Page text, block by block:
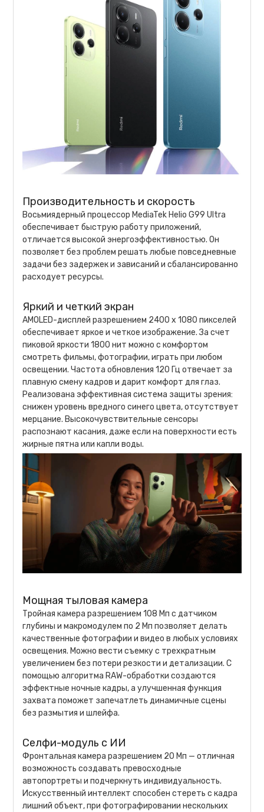
Производительность и скорость
Восьмиядерный процессор MediaTek Helio G99 Ultra
обеспечивает быструю работу приложений,
отличается высокой энергоэффективностью. Он
позволяет без проблем решать любые повседневные
задачи без задержек и зависаний и сбалансированно
расходует ресурсы.
Яркий и четкий экран
AMOLED-дисплей разрешением 2400 х 1080 пикселей
обеспечивает яркое и четкое изображение. За счет
пиковой яркости 1800 нит можно с комфортом
смотреть фильмы, фотографии, играть при любом
освещении. Частота обновления 120 Гц отвечает за
плавную смену кадров и дарит комфорт для глаз.
Реализована эффективная система защиты зрения:
снижен уровень вредного синего цвета, отсутствует
мерцание. Высокочувствительные сенсоры
распознают касания, даже если на поверхности есть
жирные пятна или капли воды.
Мощная тыловая камера
Тройная камера разрешением 108 Мп с датчиком
глубины и макромодулем по 2 Мп позволяет делать
качественные фотографии и видео в любых условиях
освещения. Можно вести съемку с трехкратным
увеличением без потери резкости и детализации. С
помощью алгоритма RAW-обработки создаются
эффектные ночные кадры, а улучшенная функция
захвата поможет запечатлеть динамичные сцены
без размытия и шлейфа.
Селфи-модуль с ИИ
Фронтальная камера разрешением 20 Мп — отличная
возможность создавать превосходные
автопортреты и подчеркнуть индивидуальность.
Искусственный интеллект способен стереть с кадра
лишний объект, при фотографировании нескольких